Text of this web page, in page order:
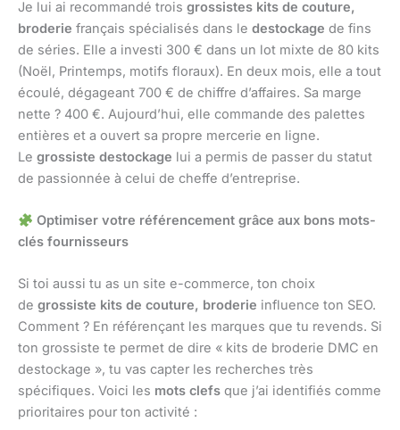
Je lui ai recommandé trois grossistes kits de couture,
broderie français spécialisés dans le destockage de fins
de séries. Elle a investi 300 € dans un lot mixte de 80 kits
(Noël, Printemps, motifs floraux). En deux mois, elle a tout
écoulé, dégageant 700 € de chiffre d’affaires. Sa marge
nette ? 400 €. Aujourd’hui, elle commande des palettes
entières et a ouvert sa propre mercerie en ligne.
Le grossiste destockage lui a permis de passer du statut
de passionnée à celui de cheffe d’entreprise.
Optimiser votre référencement grâce aux bons mots-
clés fournisseurs
Si toi aussi tu as un site e-commerce, ton choix
de grossiste kits de couture, broderie influence ton SEO.
Comment ? En référençant les marques que tu revends. Si
ton grossiste te permet de dire « kits de broderie DMC en
destockage », tu vas capter les recherches très
spécifiques. Voici les mots clefs que j’ai identifiés comme
prioritaires pour ton activité :